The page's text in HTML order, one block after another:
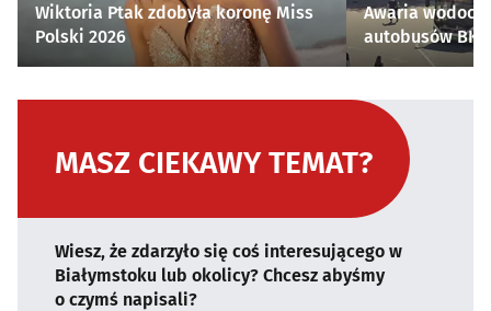
Wiktoria Ptak zdobyła koronę Miss
Polski 2026
Awaria
autobusów
MASZ CIEKAWY TEMAT?
Wiesz, że zdarzyło się coś interesującego w
Białymstoku lub okolicy? Chcesz abyśmy
o czymś napisali?